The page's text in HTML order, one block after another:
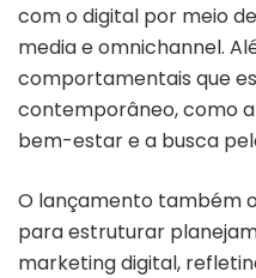
com o digital por meio
media e omnichannel.
comportamentais que
contemporâneo, como
bem-estar e a busca
O lançamento também
para estruturar
marketing digital,